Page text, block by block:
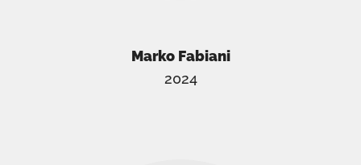
Marko Fabiani
2024